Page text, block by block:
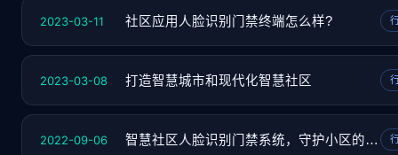
2023-03-11 社区应用人脸识别门禁终端怎么样?
2023-03-08 打造智慧城市和现代化智慧社区
2022-09-06 智慧社区人脸识别门禁系统，守护小区的“门神